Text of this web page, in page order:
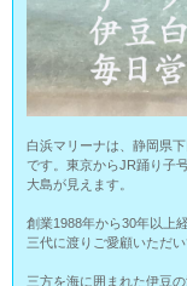
白浜マリーナは、静岡県
です。東京からJR踊り子
大島が見えます。
創業1988年から30年以上
三代に渡りご愛顧いただ
三方を海に囲まれた伊豆